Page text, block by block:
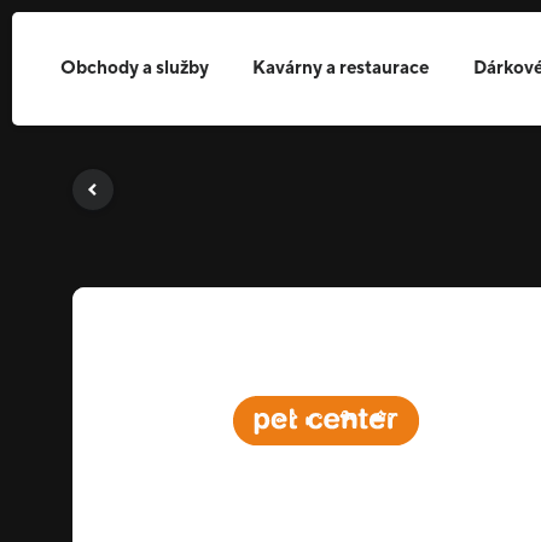
Obchody a služby Kavárny a restaurace